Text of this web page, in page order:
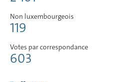
Non luxembourgeois
119
Votes par correspondance
603